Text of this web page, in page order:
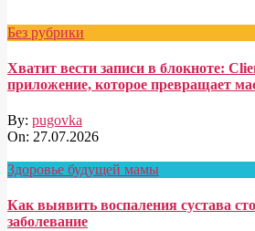
Без рубрики
Хватит вести записи в блокноте:
приложение, которое превращает
By: pugovka
On: 27.07.2026
Здоровье будущей мамы
Как выявить воспаления сустава
заболевание